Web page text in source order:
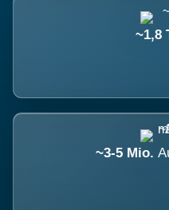
~1,8
~3-5 Mio.